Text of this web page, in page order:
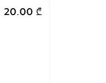
20.00 ₾